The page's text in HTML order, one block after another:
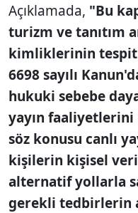
Açıklamada, "Bu
turizm ve tanıtım
kimliklerinin tespit
6698 sayılı
hukuki sebebe
yayın
söz konusu canlı
kişilerin kişisel
alternatif yollarla
gerekli tedbirlerin